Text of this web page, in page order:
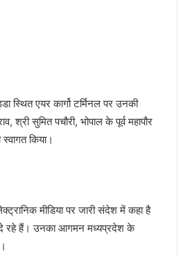
स्थित एयर कार्गो टर्मिनल पर उनकी
श्री सुमित पचौरी, भोपाल के पूर्व महापौर
किया।
मीडिया पर जारी संदेश में कहा है
दे रहे हैं। उनका आगमन मध्यप्रदेश के